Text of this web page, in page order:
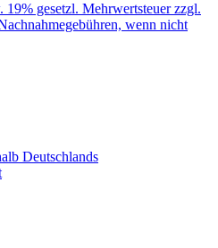
gesetzl. Mehrwertsteuer zzgl.
wenn nicht
Deutschlands